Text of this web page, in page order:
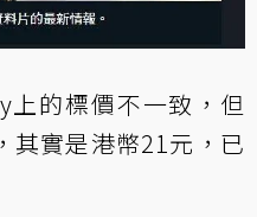
的標價不一致，但
其實是港幣21元，已